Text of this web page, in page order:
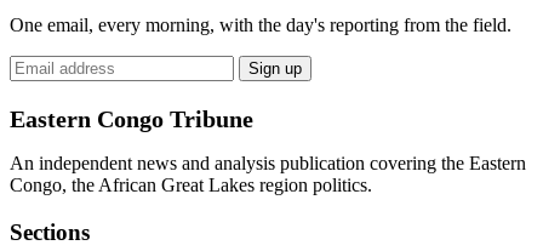
One email, every morning, with the day's reporting from the field.
Email
address
Sign up
Eastern Congo Tribune
An independent news and analysis publication covering the Eastern
Congo, the African Great Lakes region politics.
Sections